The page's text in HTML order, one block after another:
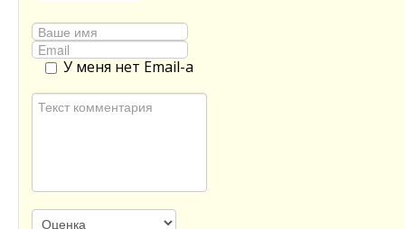
У меня нет Email-а